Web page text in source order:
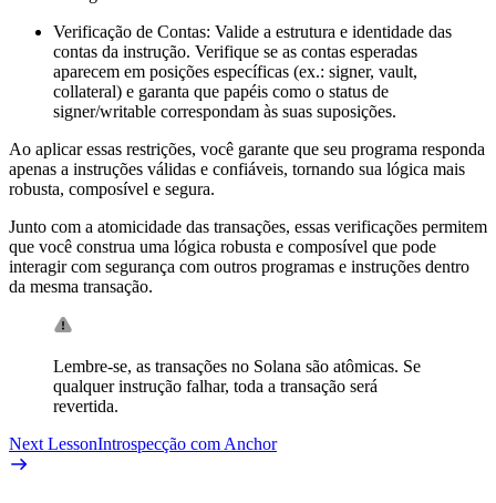
Verificação de Contas: Valide a estrutura e identidade das
contas da instrução. Verifique se as contas esperadas
aparecem em posições específicas (ex.: signer, vault,
collateral) e garanta que papéis como o status de
signer/writable correspondam às suas suposições.
Ao aplicar essas restrições, você garante que seu programa responda
apenas a instruções válidas e confiáveis, tornando sua lógica mais
robusta, composível e segura.
Junto com a atomicidade das transações, essas verificações permitem
que você construa uma lógica robusta e composível que pode
interagir com segurança com outros programas e instruções dentro
da mesma transação.
Lembre-se, as transações no Solana são atômicas. Se
qualquer instrução falhar, toda a transação será
revertida.
Next LessonIntrospecção com Anchor